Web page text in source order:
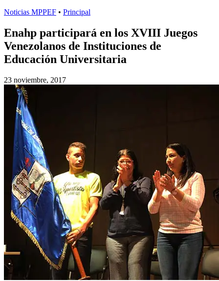
Noticias MPPEF • Principal
Enahp participará en los XVIII Juegos
Venezolanos de Instituciones de
Educación Universitaria
23 noviembre, 2017